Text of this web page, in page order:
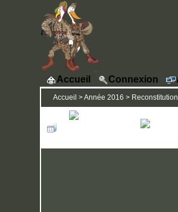
Accueil Connexion
Accueil >Année 2016 >